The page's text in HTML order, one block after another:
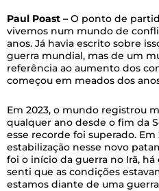
Paul Poast – O ponto de
vivemos num mundo de
anos. Já havia escrito sobre
guerra mundial, mas de um
referência ao aumento dos
começou em meados dos
Em 2023, o mundo registrou
qualquer ano desde o fim da
esse recorde foi superado. Em
estabilização nesse novo
foi o início da guerra no Irã,
senti que as condições
estamos diante de uma